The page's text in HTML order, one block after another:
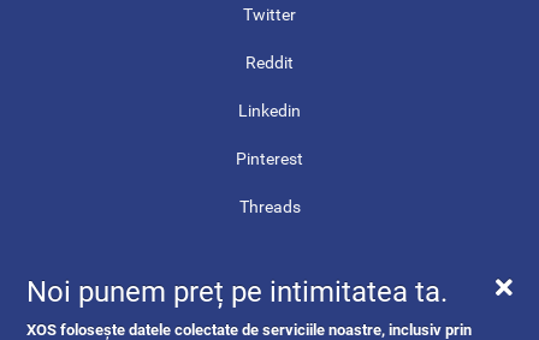
Twitter
Reddit
Linkedin
Pinterest
Threads
Harta site-ului
Noi punem preț pe intimitatea ta.
XOS folosește datele colectate de serviciile noastre, inclusiv prin